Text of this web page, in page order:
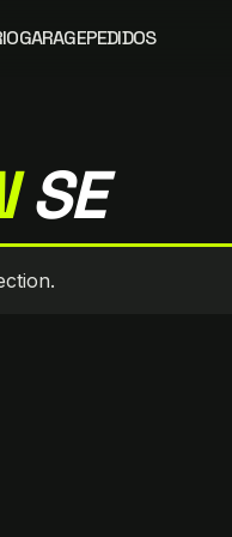
GARAGEPEDIDOS
SE